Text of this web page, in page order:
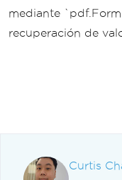
mediante
recuperación de
Curtis